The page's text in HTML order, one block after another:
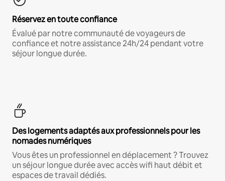
Réservez en toute confiance
Évalué par notre communauté de voyageurs de
confiance et notre assistance 24h/24 pendant votre
séjour longue durée.
Des logements adaptés aux professionnels pour les
nomades numériques
Vous êtes un professionnel en déplacement ? Trouvez
un séjour longue durée avec accès wifi haut débit et
espaces de travail dédiés.